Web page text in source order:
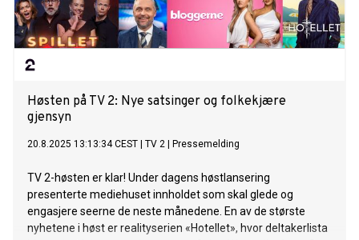
Høsten på TV 2: Nye satsinger og folkekjære
gjensyn
20.8.2025 13:13:34 CEST TV 2 Pressemelding
TV 2-høsten er klar! Under dagens høstlansering
presenterte mediehuset innholdet som skal glede og
engasjere seerne de neste månedene. En av de største
nyhetene i høst er realityserien «Hotellet», hvor deltakerlista